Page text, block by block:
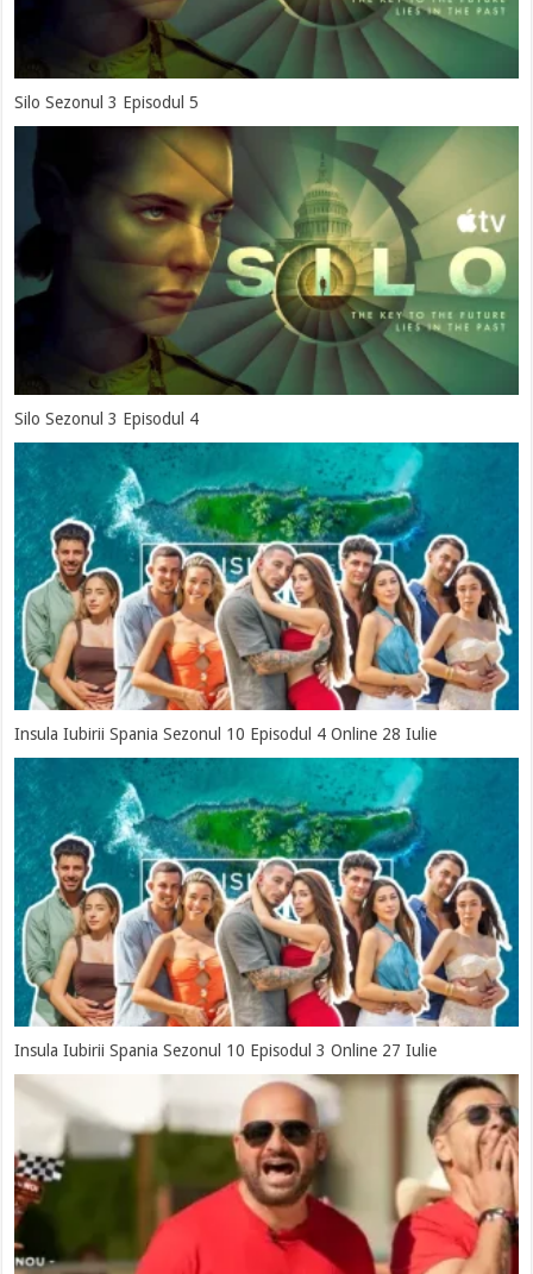
Silo Sezonul 3 Episodul 5
Silo Sezonul 3 Episodul 4
Insula Iubirii Spania Sezonul 10 Episodul 4 Online 28 Iulie
Insula Iubirii Spania Sezonul 10 Episodul 3 Online 27 Iulie